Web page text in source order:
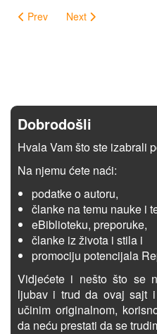
Prev Next
Dobrodošli
Hvala Vam što ste izabrali
Na njemu ćete naći:
podatke o autoru,
članke na temu nauke i
eBiblioteku, preporuke,
članke iz života i stila i
promociju potencijala
Vidjećete i nešto što se
ljubav i trud da ovaj sajt
učinim originalnom,
da neću prestati da se